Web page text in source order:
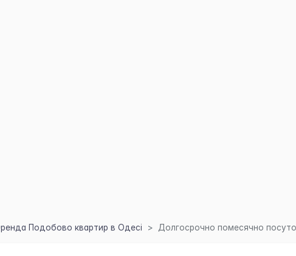
Подобово квартир в Одесі Долгосрочно помесячно